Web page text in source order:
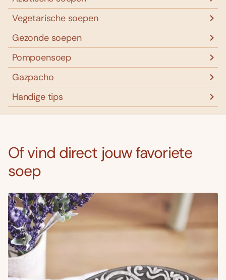
Vegetarische soepen
Gezonde soepen
Pompoensoep
Gazpacho
Handige tips
Of vind direct jouw favoriete
soep